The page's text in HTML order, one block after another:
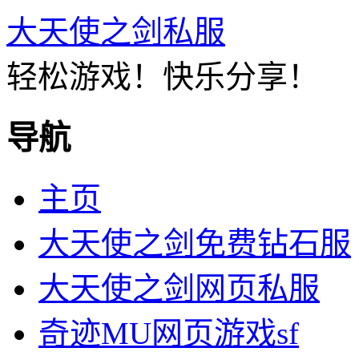
大天使之剑私服
轻松游戏！快乐分享！
导航
主页
大天使之剑免费钻石服
大天使之剑网页私服
奇迹MU网页游戏sf